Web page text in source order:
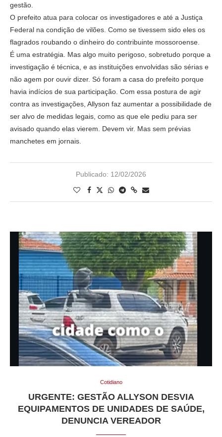
gestão.
O prefeito atua para colocar os investigadores e até a Justiça
Federal na condição de vilões. Como se tivessem sido eles os
flagrados roubando o dinheiro do contribuinte mossoroense.
É uma estratégia. Mas algo muito perigoso, sobretudo porque a
investigação é técnica, e as instituições envolvidas são sérias e
não agem por ouvir dizer. Só foram a casa do prefeito porque
havia indícios de sua participação. Com essa postura de agir
contra as investigações, Allyson faz aumentar a possibilidade de
ser alvo de medidas legais, como as que ele pediu para ser
avisado quando elas vierem. Devem vir. Mas sem prévias
manchetes em jornais.
Publicado: 12/02/2026
Cotidiano
URGENTE: GESTÃO ALLYSON DESVIA
EQUIPAMENTOS DE UNIDADES DE SAÚDE,
DENUNCIA VEREADOR